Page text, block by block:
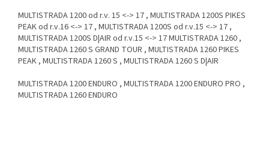
MULTISTRADA 1200 od r.v. 15 <-> 17 , MULTISTRADA 1200S PIKES
PEAK od r.v.16 <-> 17 , MULTISTRADA 1200S od r.v.15 <-> 17 ,
MULTISTRADA 1200S D|AIR od r.v.15 <-> 17 MULTISTRADA 1260 ,
MULTISTRADA 1260 S GRAND TOUR , MULTISTRADA 1260 PIKES
PEAK , MULTISTRADA 1260 S , MULTISTRADA 1260 S D|AIR
MULTISTRADA 1200 ENDURO , MULTISTRADA 1200 ENDURO PRO ,
MULTISTRADA 1260 ENDURO